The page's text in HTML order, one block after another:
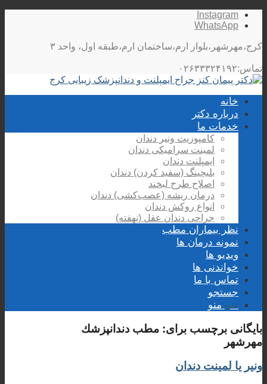
Instagram
WhatsApp
کرج،مهرشهر،بلوار ارم،ساختمان ارم،طبقه اول، واحد ۳
تماس:۰۲۶۳۳۳۲۴۱۹۲
خانه
درباره دکتر
خدمات ما
کامپوزیت ونیر دندان
لمینت سرامیکی دندان
ایمپلنت دندان
بلیچینگ (سفید کردن) دندان
اصلاح طرح لبخند
درمان ریشه (عصب‌کشی) دندان
انواع روکش دندان
جراحی دندان عقل (نهفته)
نظر بیماران مطب
نمونه درمان ها
ویدیو ها
خواندنی ها
تماس با ما
جستجو
منو منو
بایگانی برچسب برای: مطب دندانپزشك
مهرشهر
ونیر یا لمینت دندان